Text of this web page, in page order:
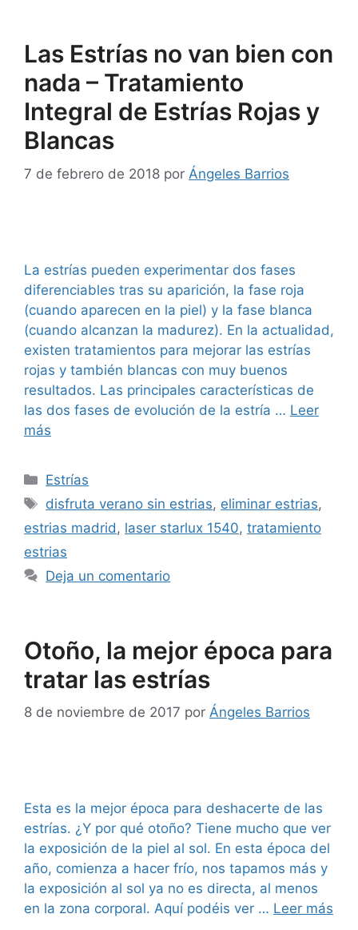
Las Estrías no van bien con
nada – Tratamiento
Integral de Estrías Rojas y
Blancas
7 de febrero de 2018 por Ángeles Barrios
La estrías pueden experimentar dos fases
diferenciables tras su aparición, la fase roja
(cuando aparecen en la piel) y la fase blanca
(cuando alcanzan la madurez). En la actualidad,
existen tratamientos para mejorar las estrías
rojas y también blancas con muy buenos
resultados. Las principales características de
las dos fases de evolución de la estría … Leer
más
Estrías
disfruta verano sin estrias, eliminar estrias,
estrias madrid , laser starlux 1540, tratamiento
estrias
Deja un comentario
Otoño, la mejor época para
tratar las estrías
8 de noviembre de 2017 por Ángeles Barrios
Esta es la mejor época para deshacerte de las
estrías. ¿Y por qué otoño? Tiene mucho que ver
la exposición de la piel al sol. En esta época del
año, comienza a hacer frío, nos tapamos más y
la exposición al sol ya no es directa, al menos
en la zona corporal. Aquí podéis ver … Leer más